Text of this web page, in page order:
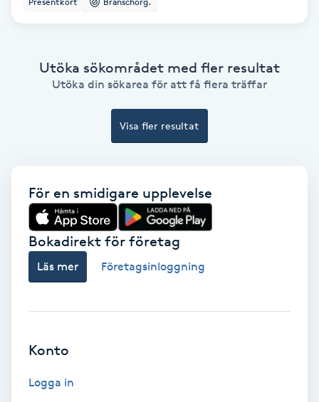
Babylights
Barber
Barnklippning
Blowout
Bottenfärg
Brynformning
Utöka sökområdet med fler resultat
Utöka din sökarea för att få flera träffar
Visa fler resultat
För en smidigare upplevelse
Bokadirekt för företag
Läs mer Företagsinloggning
Konto
Logga in